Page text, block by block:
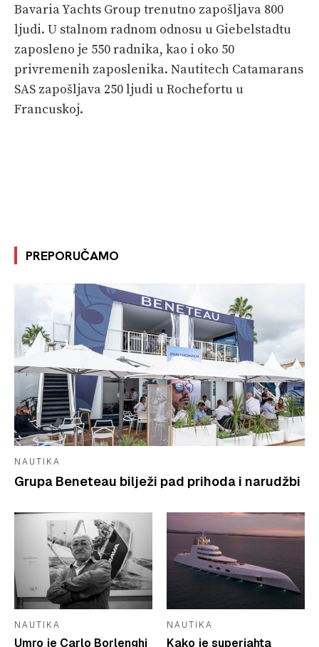
Bavaria Yachts Group trenutno zapošljava 800
ljudi. U stalnom radnom odnosu u Giebelstadtu
zaposleno je 550 radnika, kao i oko 50
privremenih zaposlenika. Nautitech Catamarans
SAS zapošljava 250 ljudi u Rochefortu u
Francuskoj.
PREPORUČAMO
NAUTIKA
Grupa Beneteau bilježi pad prihoda i narudžbi
NAUTIKA
Umro je Carlo Borlenghi
NAUTIKA
Kako je superjahta